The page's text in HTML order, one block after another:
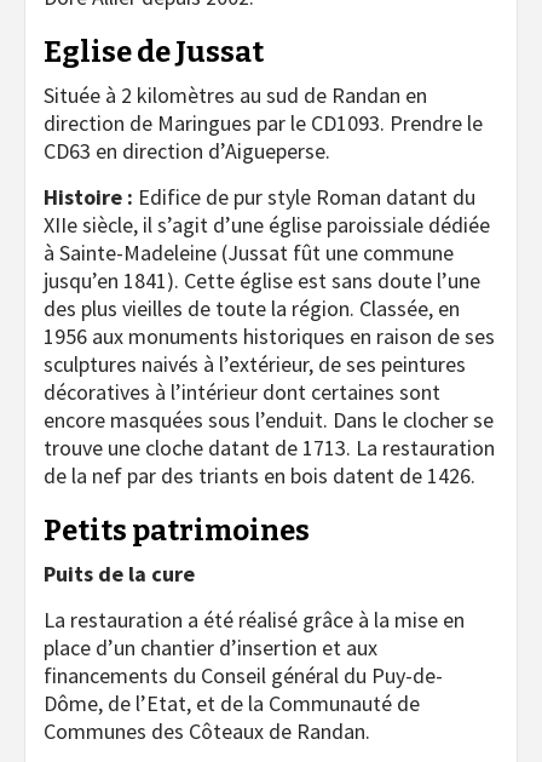
Eglise de Jussat
Située à 2 kilomètres au sud de Randan en
direction de Maringues par le CD1093. Prendre le
CD63 en direction d’Aigueperse.
Histoire : Edifice de pur style Roman datant du
XIIe siècle, il s’agit d’une église paroissiale dédiée
à Sainte-Madeleine (Jussat fût une commune
jusqu’en 1841). Cette église est sans doute l’une
des plus vieilles de toute la région. Classée, en
1956 aux monuments historiques en raison de ses
sculptures naivés à l’extérieur, de ses peintures
décoratives à l’intérieur dont certaines sont
encore masquées sous l’enduit. Dans le clocher se
trouve une cloche datant de 1713. La restauration
de la nef par des triants en bois datent de 1426.
Petits patrimoines
Puits de la cure
La restauration a été réalisé grâce à la mise en
place d’un chantier d’insertion et aux
financements du Conseil général du Puy-de-
Dôme, de l’Etat, et de la Communauté de
Communes des Côteaux de Randan.